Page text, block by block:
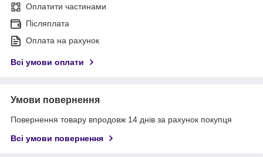
Оплатити частинами
Післяплата
Оплата на рахунок
Всі умови оплати
Умови повернення
Повернення товару впродовж 14 днів за рахунок покупця
Всі умови повернення